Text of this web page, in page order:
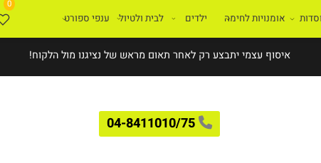
איסוף עצמי יתבצע רק לאחר תאום מראש של נציגנו מול הלקוח!
04-8411010/75
0
אומנויות לחימה ילדים לבית ולטיול ענפי ספורט